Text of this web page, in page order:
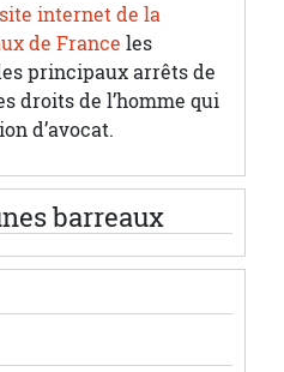
site internet de la
de France les
principaux arrêts de
droits de l’homme qui
d’avocat.
barreaux